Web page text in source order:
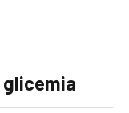
glicemia